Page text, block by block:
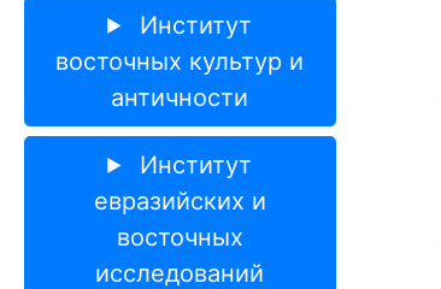
Институт
восточных культур и
античности
Институт
евразийских и
восточных
исследований